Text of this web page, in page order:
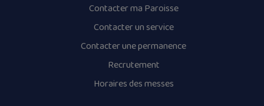
Contacter ma Paroisse
Contacter un service
Contacter une permanence
Recrutement
Horaires des messes